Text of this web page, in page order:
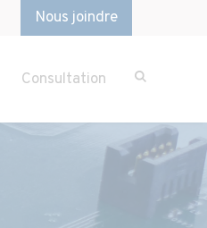
Nous joindre
Consultation